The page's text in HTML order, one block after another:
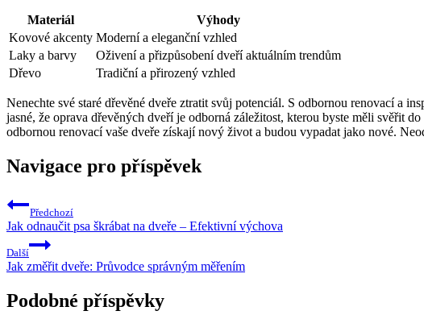
Materiál
Výhody
Kovové akcenty Moderní a eleganční vzhled
Laky a barvy
Oživení a přizpůsobení dveří aktuálním trendům
Dřevo
Tradiční a přirozený vzhled
Nenechte své staré dřevěné dveře ztratit svůj potenciál. S odbornou renovací a
jasné, že oprava dřevěných dveří je odborná záležitost, kterou byste měli svěřit
odbornou renovací vaše dveře získají nový život a budou vypadat jako nové.
Navigace pro příspěvek
Předchozí
Jak odnaučit psa škrábat na dveře – Efektivní výchova
Další
Jak změřit dveře: Průvodce správným měřením
Podobné příspěvky